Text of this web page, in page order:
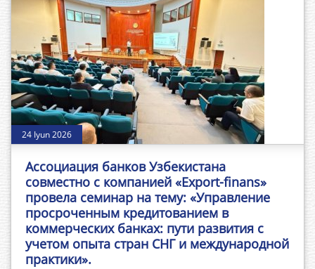
24 Iyun 2026
Ассоциация банков Узбекистана
совместно с компанией «Export-finans»
провела семинар на тему: «Управление
просроченным кредитованием в
коммерческих банках: пути развития с
учетом опыта стран СНГ и международной
практики».